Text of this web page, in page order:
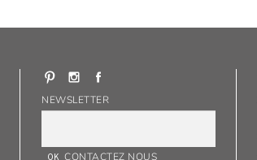
NEWSLETTER
CONTACTEZ NOUS